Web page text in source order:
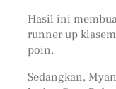
Hasil ini
runner up
poin.
Sedangkan,